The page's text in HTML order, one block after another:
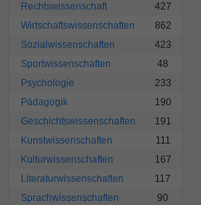
Rechtswissenschaft
427
Wirtschaftswissenschaften
862
Sozialwissenschaften
423
Sportwissenschaften
48
Psychologie
233
Pädagogik
190
Geschichtswissenschaften
191
Kunstwissenschaften
111
Kulturwissenschaften
167
Literaturwissenschaften
117
Sprachwissenschaften
90